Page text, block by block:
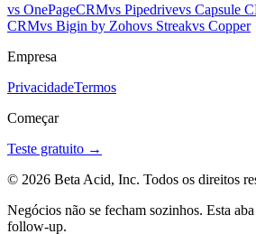
vs OnePageCRMvs Pipedrivevs Capsule
CRMvs Bigin by Zohovs Streakvs Copper
Empresa
PrivacidadeTermos
Começar
Teste gratuito →
© 2026 Beta Acid, Inc. Todos os direitos
Negócios não se fecham sozinhos. Esta
follow-up.